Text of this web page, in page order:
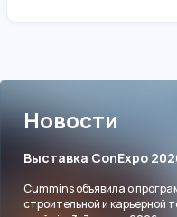
Новости
Выставка ConExpo
Cummins объявила о
строительной и карьерной